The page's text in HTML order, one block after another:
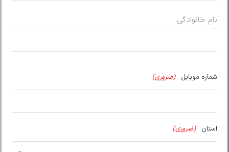
نام خانوادگی
شماره موبایل (ضروری)
استان (ضروری)